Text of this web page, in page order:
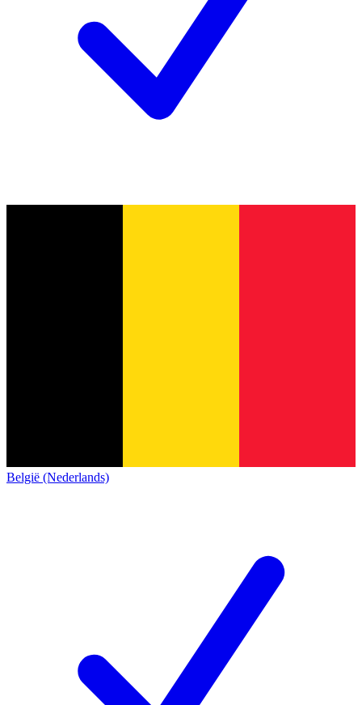
België (Nederlands)